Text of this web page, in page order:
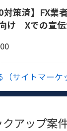
対策済】FX業
け Xでの宣
サイトマーケ
クアップ案